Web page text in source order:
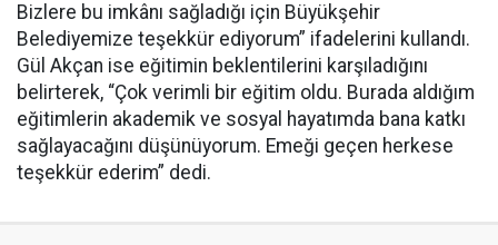
Bizlere bu imkânı sağladığı için Büyükşehir
Belediyemize teşekkür ediyorum” ifadelerini kullandı.
Gül Akçan ise eğitimin beklentilerini karşıladığını
belirterek, “Çok verimli bir eğitim oldu. Burada aldığım
eğitimlerin akademik ve sosyal hayatımda bana katkı
sağlayacağını düşünüyorum. Emeği geçen herkese
teşekkür ederim” dedi.